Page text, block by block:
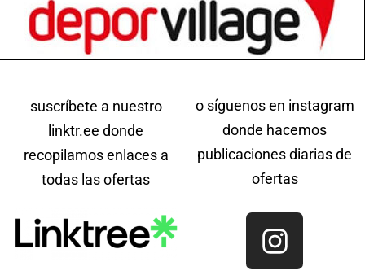
suscríbete a nuestro
linktr.ee donde
recopilamos enlaces a
todas las ofertas
o síguenos en instagram
donde hacemos
publicaciones diarias de
ofertas